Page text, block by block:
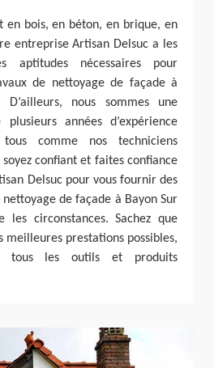
en bois, en béton, en brique, en
entreprise Artisan Delsuc a les
aptitudes nécessaires pour
de nettoyage de façade à
D’ailleurs, nous sommes une
années d’expérience
comme nos techniciens
confiant et faites confiance
Delsuc pour vous fournir des
de façade à Bayon Sur
les circonstances. Sachez que
meilleures prestations possibles,
tous les outils et produits